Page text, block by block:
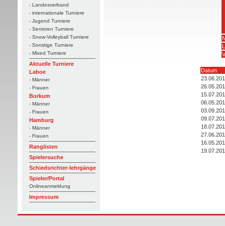
- Landesverband
- internationale Turniere
- Jugend Turniere
- Senioren Turniere
- Snow-Volleyball Turniere
- Sonstige Turniere
- Mixed Turniere
Aktuelle Turniere
Laboe
- Männer
- Frauen
Borkum
- Männer
- Frauen
Hamburg
- Männer
- Frauen
Ranglisten
Spielersuche
Schiedsrichter-lehrgänge
Spieler/Portal
Onlineanmeldung
Impressum
Datum